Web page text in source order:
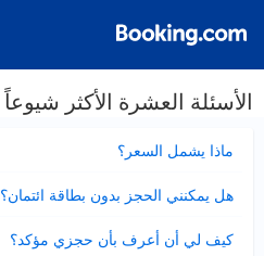
الأسئلة العشرة الأكثر شيوعاً
ماذا يشمل السعر؟
مصغر
هل يمكنني الحجز بدون بطاقة ائتمان؟
مصغر
كيف لي أن أعرف بأن حجزي مؤكد؟
مصغر